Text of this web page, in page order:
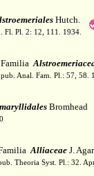
Hutch.
Fl. Pl. 2: 12, 111. 1934.
Familia
pub. Anal. Fam. Pl.: 57, 58.
Bromhead
Alliaceae J.
Theoria Syst. Pl.: 32.